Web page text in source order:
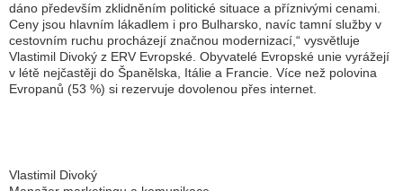
dáno především zklidněním politické situace a příznivými cenami.
Ceny jsou hlavním lákadlem i pro Bulharsko, navíc tamní služby v
cestovním ruchu procházejí značnou modernizací, “ vysvětluje
Vlastimil Divoký z ERV Evropské. Obyvatelé Evropské unie vyrážejí
v létě nejčastěji do Španělska, Itálie a Francie. Více než polovina
Evropanů (53 %) si rezervuje dovolenou přes internet.
Vlastimil Divoký